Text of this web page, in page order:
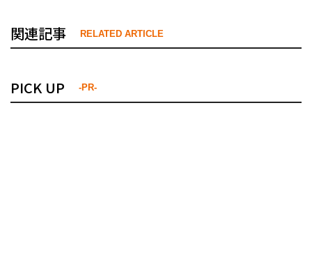
関連記事 RELATED ARTICLE
PICK UP -PR-